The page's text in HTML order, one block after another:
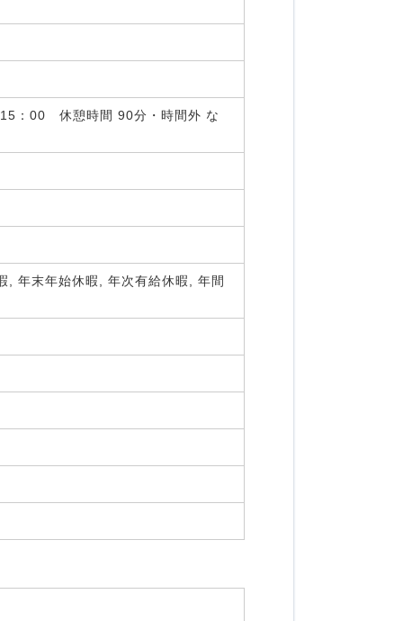
：00 休憩時間 90分・時間外 な
年末年始休暇, 年次有給休暇, 年間